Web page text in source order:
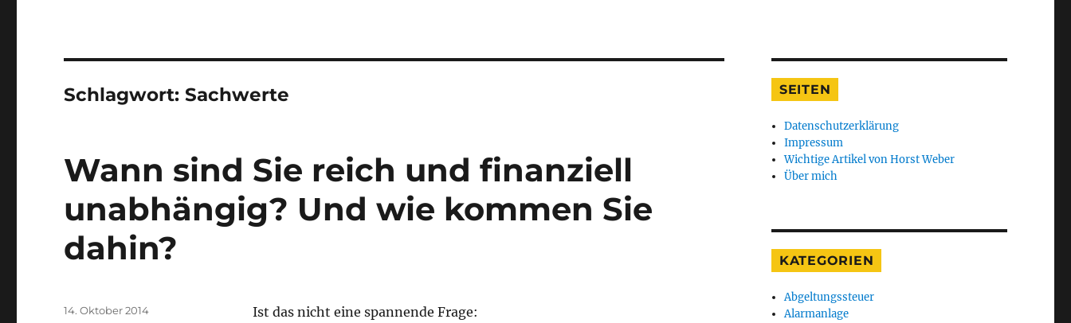
Schlagwort:Sachwerte
Wann sind Sie reich und finanziell
unabhängig? Und wie kommen Sie
dahin?
Ist das nicht eine spannende Frage:
Veröffentlicht
14. Oktober 2014
SEITEN
Datenschutzerklärung
Impressum
Wichtige Artikel von Horst Weber
Über mich
KATEGORIEN
Abgeltungssteuer
Alarmanlage